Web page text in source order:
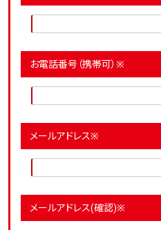
お電話番号（携帯可）※
メールアドレス※
メールアドレス(確認)※